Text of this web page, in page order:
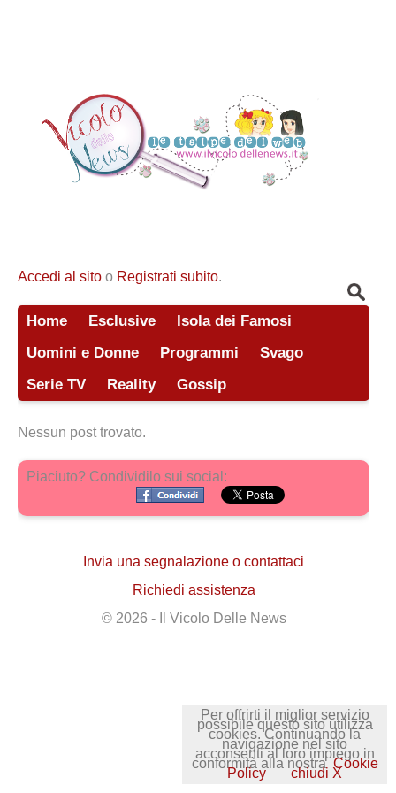
Accedi al sito o Registrati subito.
Home Esclusive
Isola dei Famosi
Uomini e Donne
Programmi
Svago
Serie TV
Reality Gossip
Nessun post trovato.
Piaciuto? Condividilo sui social:
Invia una segnalazione o contattaci
Richiedi assistenza
© 2026 - Il Vicolo Delle News
Per offrirti il miglior servizio
possibile questo sito utilizza
cookies. Continuando la
navigazione nel sito
acconsenti al loro impiego in
conformità alla nostra Cookie
Policy chiudi X